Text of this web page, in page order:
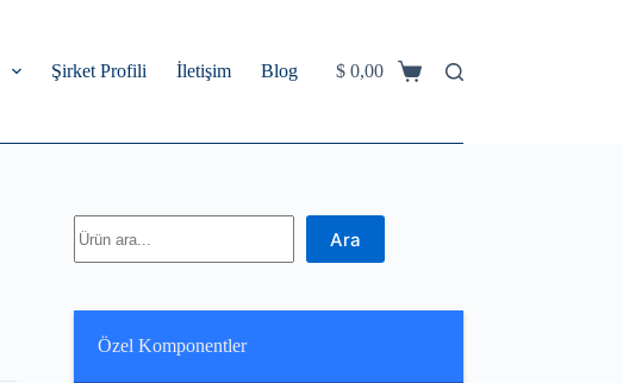
Şirket Profili İletişim Blog
Shopping
$ 0,00
Ara
Özel Komponentler